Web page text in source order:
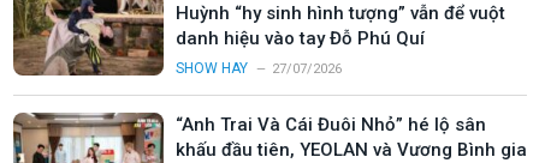
Huỳnh “hy sinh hình tượng” vẫn để vuột
danh hiệu vào tay Đỗ Phú Quí
SHOW HAY 27/07/2026
“Anh Trai Và Cái Đuôi Nhỏ” hé lộ sân
khấu đầu tiên, YEOLAN và Vương Bình gia